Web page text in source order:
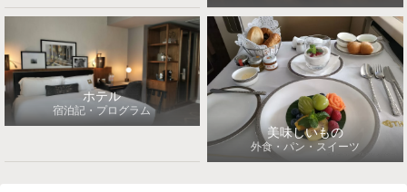
ホテル
宿泊記・プログラム
美味しいもの
外食・パン・スイーツ